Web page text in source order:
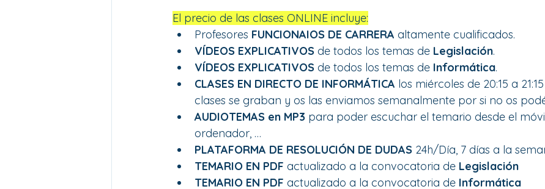
El precio de las clases ONLINE incluye:
Profesores FUNCIONAIOS DE CARRERA altamente cualificados.
VÍDEOS EXPLICATIVOS de todos los temas de Legislación.
VÍDEOS EXPLICATIVOS de todos los temas de Informática.
CLASES EN DIRECTO DE INFORMÁTICA los miércoles de 20:15 a
clases se graban y os las enviamos semanalmente por si no os
AUDIOTEMAS en MP3 para poder escuchar el temario desde el
ordenador, …
PLATAFORMA DE RESOLUCIÓN DE DUDAS 24h/Día, 7 días a la
TEMARIO EN PDF actualizado a la convocatoria de Legislación
TEMARIO EN PDF actualizado a la convocatoria de Informática